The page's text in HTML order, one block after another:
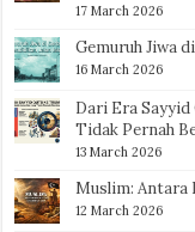
17 March 2026
Gemuruh Jiwa
16 March 2026
Dari Era Sayyid
Tidak Pernah
13 March 2026
Muslim: Antara
12 March 2026